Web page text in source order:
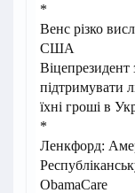
*
Венс різко
США
підтримувати
їхні гроші в
*
Ленкфорд:
ObamaCare